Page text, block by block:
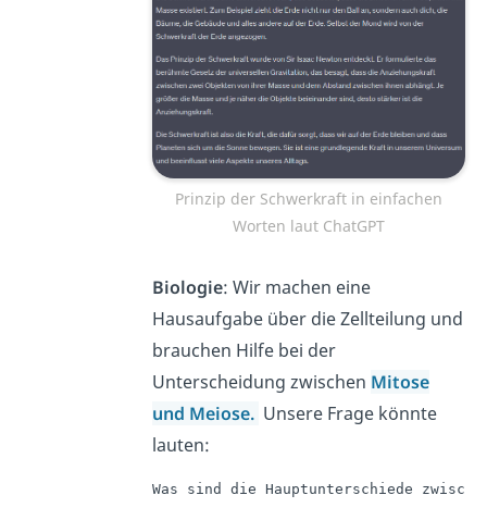
Prinzip der Schwerkraft in einfachen
Worten laut ChatGPT
Biologie: Wir machen eine
Hausaufgabe über die Zellteilung und
brauchen Hilfe bei der
Unterscheidung zwischen Mitose
und Meiose. Unsere Frage könnte
lauten:
Was sind die Hauptunterschiede